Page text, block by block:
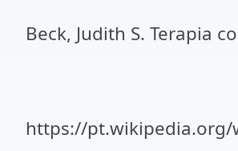
Beck, Judith S. Terapia
https://pt.wikipedia.org/